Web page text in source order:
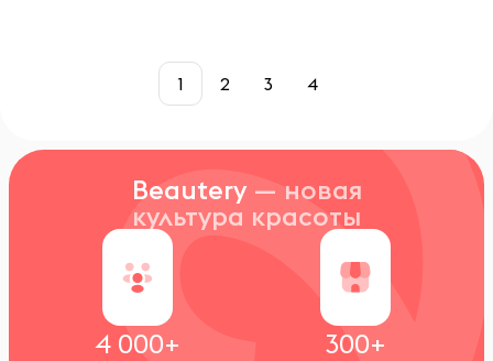
1 2 3 4
Beautery — новая
культура красоты
4 000+ 300+